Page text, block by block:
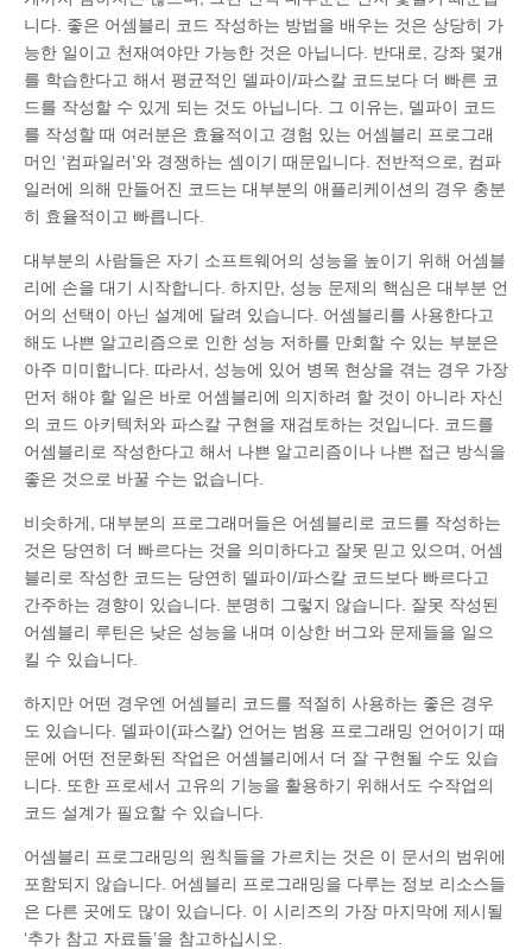
니다. 좋은 어셈블리 코드 작성하는 방법을 배우는 것은 상당히 가
능한 일이고 천재여야만 가능한 것은 아닙니다. 반대로, 강좌 몇개
를 학습한다고 해서 평균적인 델파이/파스칼 코드보다 더 빠른 코
드를 작성할 수 있게 되는 것도 아닙니다. 그 이유는, 델파이 코드
를 작성할 때 여러분은 효율적이고 경험 있는 어셈블리 프로그래
머인 ‘컴파일러’와 경쟁하는 셈이기 때문입니다. 전반적으로, 컴파
일러에 의해 만들어진 코드는 대부분의 애플리케이션의 경우 충분
히 효율적이고 빠릅니다.
대부분의 사람들은 자기 소프트웨어의 성능을 높이기 위해 어셈블
리에 손을 대기 시작합니다. 하지만, 성능 문제의 핵심은 대부분 언
어의 선택이 아닌 설계에 달려 있습니다. 어셈블리를 사용한다고
해도 나쁜 알고리즘으로 인한 성능 저하를 만회할 수 있는 부분은
아주 미미합니다. 따라서, 성능에 있어 병목 현상을 겪는 경우 가장
먼저 해야 할 일은 바로 어셈블리에 의지하려 할 것이 아니라 자신
의 코드 아키텍처와 파스칼 구현을 재검토하는 것입니다. 코드를
어셈블리로 작성한다고 해서 나쁜 알고리즘이나 나쁜 접근 방식을
좋은 것으로 바꿀 수는 없습니다.
비슷하게, 대부분의 프로그래머들은 어셈블리로 코드를 작성하는
것은 당연히 더 빠르다는 것을 의미하다고 잘못 믿고 있으며, 어셈
블리로 작성한 코드는 당연히 델파이/파스칼 코드보다 빠르다고
간주하는 경향이 있습니다. 분명히 그렇지 않습니다. 잘못 작성된
어셈블리 루틴은 낮은 성능을 내며 이상한 버그와 문제들을 일으
킬 수 있습니다.
하지만 어떤 경우엔 어셈블리 코드를 적절히 사용하는 좋은 경우
도 있습니다. 델파이(파스칼) 언어는 범용 프로그래밍 언어이기 때
문에 어떤 전문화된 작업은 어셈블리에서 더 잘 구현될 수도 있습
니다. 또한 프로세서 고유의 기능을 활용하기 위해서도 수작업의
코드 설계가 필요할 수 있습니다.
어셈블리 프로그래밍의 원칙들을 가르치는 것은 이 문서의 범위에
포함되지 않습니다. 어셈블리 프로그래밍을 다루는 정보 리소스들
은 다른 곳에도 많이 있습니다. 이 시리즈의 가장 마지막에 제시될
‘추가 참고 자료들’을 참고하십시오.